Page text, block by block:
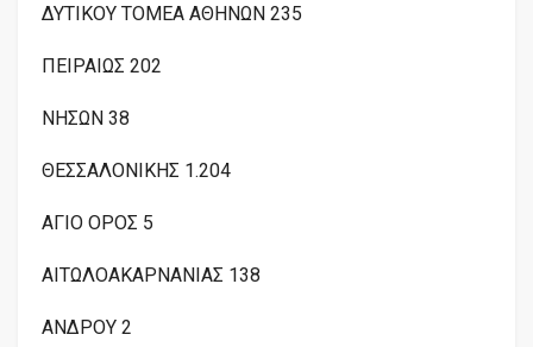
ΔΥΤΙΚΟΥ ΤΟΜΕΑ ΑΘΗΝΩΝ 235
ΠΕΙΡΑΙΩΣ 202
ΝΗΣΩΝ 38
ΘΕΣΣΑΛΟΝΙΚΗΣ 1.204
ΑΓΙΟ ΟΡΟΣ 5
ΑΙΤΩΛΟΑΚΑΡΝΑΝΙΑΣ 138
ΑΝΔΡΟΥ 2